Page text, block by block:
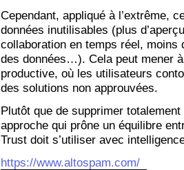
Cependant, appliqué à l’extrême,
données inutilisables (plus
collaboration en temps réel, moins
des données…). Cela peut mener
productive, où les utilisateurs
des solutions non approuvées.
Plutôt que de supprimer
approche qui prône un équilibre
Trust doit s’utiliser avec
https://www.altospam.com/